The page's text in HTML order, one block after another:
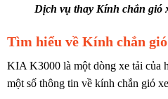
Dịch vụ thay Kính chắn gió
Tìm hiểu về Kính chắn
KIA K3000 là một dòng xe tải của
một số thông tin về kính chắn gió